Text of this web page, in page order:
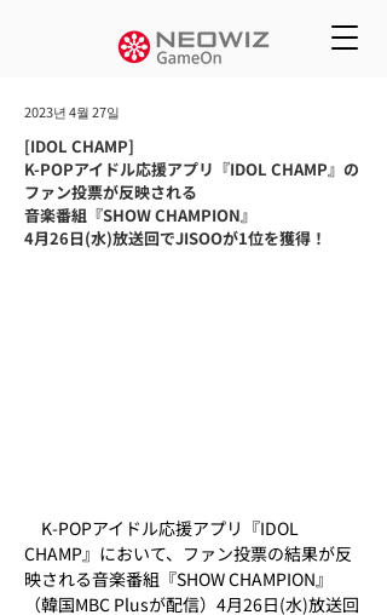
2023년 4월 27일
[IDOL CHAMP]
K-POPアイドル応援アプリ『IDOL CHAMP』の
ファン投票が反映される
音楽番組『SHOW CHAMPION』
4月26日(水)放送回でJISOOが1位を獲得！
K-POPアイドル応援アプリ『IDOL
CHAMP』において、ファン投票の結果が反
映される音楽番組『SHOW CHAMPION』
（韓国MBC Plusが配信）4月26日(水)放送回